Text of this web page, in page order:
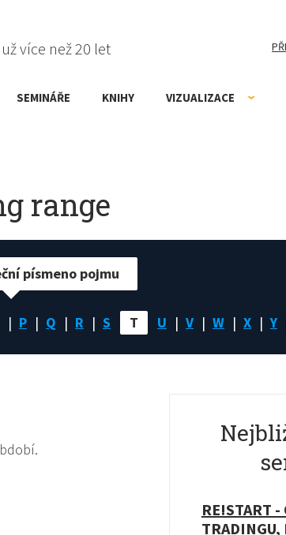
více než 20 let
SEMINÁŘE KNIHY VIZUALIZACE
range
P Q R S T U V W X Y
písmeno pojmu
RE!START
TRADINGU,